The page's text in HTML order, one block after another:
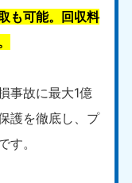
も可能。回収料
事故に最大1億
護を徹底し、プ
す。